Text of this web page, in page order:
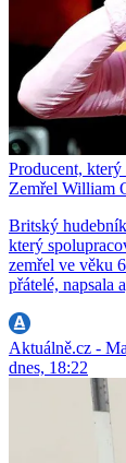
Producent,
Zemřel William
Britský
který
zemřel ve věku
přátelé, napsala
Aktuálně.cz -
dnes, 18:22